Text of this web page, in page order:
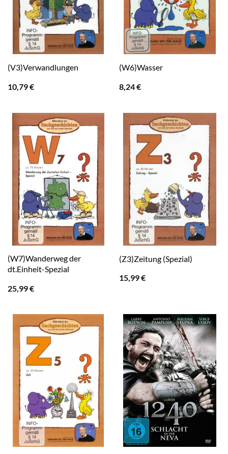
(V3)Verwandlungen
10,79€
(W6)Wasser
8,24€
(W7)Wanderweg der
dt.Einheit-Spezial
25,99€
(Z3)Zeitung (Spezial)
15,99€